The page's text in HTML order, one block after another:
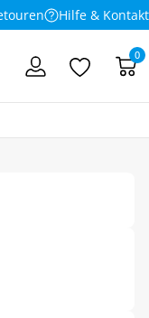
Hilfe & Kontakt
0